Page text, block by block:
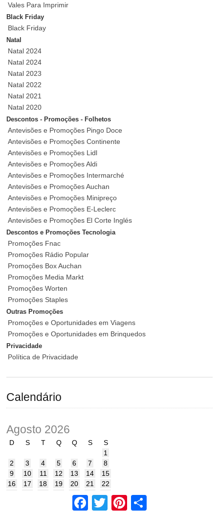
Vales Para Imprimir
Black Friday
Black Friday
Natal
Natal 2024
Natal 2024
Natal 2023
Natal 2022
Natal 2021
Natal 2020
Descontos - Promoções - Folhetos
Antevisões e Promoções Pingo Doce
Antevisões e Promoções Continente
Antevisões e Promoções Lidl
Antevisões e Promoções Aldi
Antevisões e Promoções Intermarché
Antevisões e Promoções Auchan
Antevisões e Promoções Minipreço
Antevisões e Promoções E-Leclerc
Antevisões e Promoções El Corte Inglés
Descontos e Promoções Tecnologia
Promoções Fnac
Promoções Rádio Popular
Promoções Box Auchan
Promoções Media Markt
Promoções Worten
Promoções Staples
Outras Promoções
Promoções e Oportunidades em Viagens
Promoções e Oportunidades em Brinquedos
Privacidade
Política de Privacidade
Calendário
Agosto 2026
D S T Q Q S
S
1
2
3 4 5 6 7
8
9
10 11 12 13 14
15
16
17 18 19 20 21
22
27 28
29
Facebook Twitter Pinterest